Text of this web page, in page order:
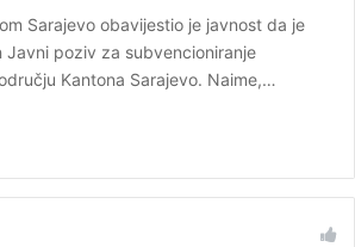
Sarajevo obavijestio je javnost da je
Javni poziv za subvencioniranje
Kantona Sarajevo. Naime,…